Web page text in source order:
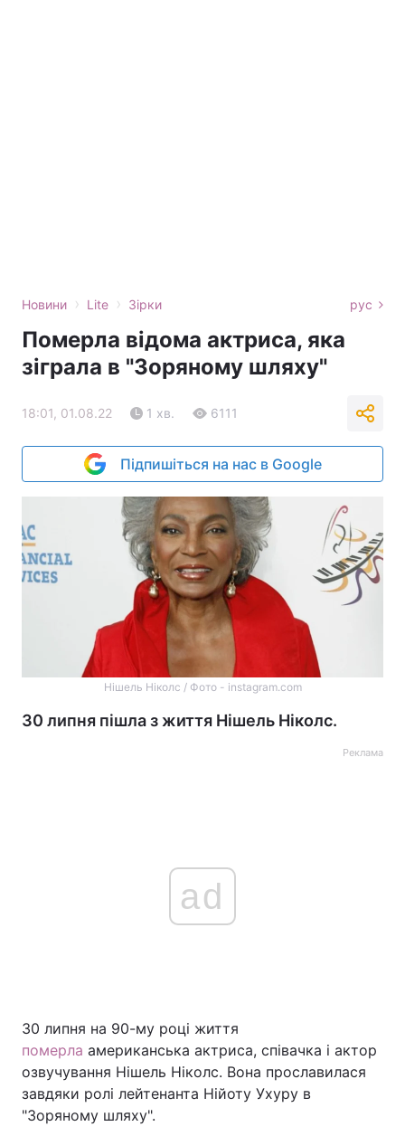
Новини › Lite › Зірки рус
Померла відома актриса, яка
зіграла в "Зоряному шляху"
18:01, 01.08.22 1 хв. 6111
Підпишіться на нас в Google
Нішель Ніколс / Фото - instagram.com
30 липня пішла з життя Нішель Ніколс.
Реклама
ad
30 липня на 90-му році життя
померла американська актриса, співачка і актор
озвучування Нішель Ніколс. Вона прославилася
завдяки ролі лейтенанта Нійоту Ухуру в
"Зоряному шляху".